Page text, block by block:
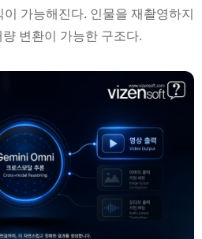
가능해진다. 인물을 재촬영하지
변환이 가능한 구조다.